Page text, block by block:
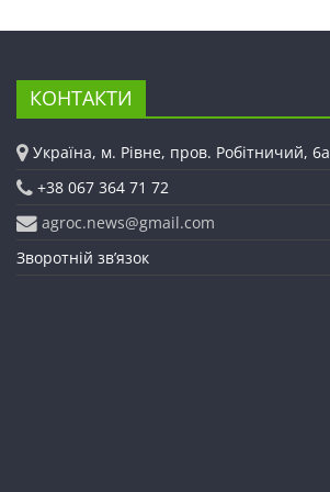
КОНТАКТИ
Україна, м. Рівне, пров. Робітничий, 6а
+38 067 364 71 72
agroc.news@gmail.com
Зворотній зв’язок